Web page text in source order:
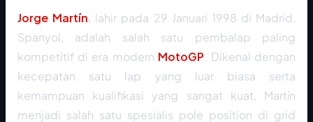
Jorge Martín, lahir pada 29 Januari 1998 di Madrid,
Spanyol, adalah salah satu pembalap paling
kompetitif di era modern MotoGP. Dikenal dengan
kecepatan satu lap yang luar biasa serta
kemampuan kualifikasi yang sangat kuat, Martín
menjadi salah satu spesialis pole position di grid